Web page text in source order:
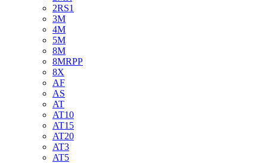
2RS1
3M
4M
5M
8M
8MRPP
8X
AF
AS
AT
AT10
AT15
AT20
AT3
AT5